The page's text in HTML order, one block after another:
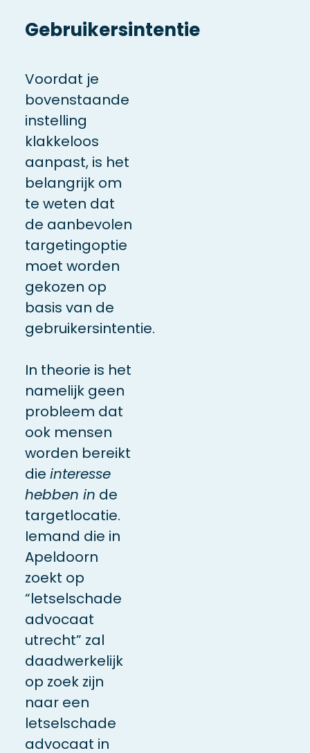
Gebruikersintentie
Voordat je
bovenstaande
instelling
klakkeloos
aanpast, is het
belangrijk om
te weten dat
de aanbevolen
targetingoptie
moet worden
gekozen op
basis van de
gebruikersintentie.
In theorie is het
namelijk geen
probleem dat
ook mensen
worden bereikt
die interesse
hebben in de
targetlocatie.
Iemand die in
Apeldoorn
zoekt op
“letselschade
advocaat
utrecht” zal
daadwerkelijk
op zoek zijn
naar een
letselschade
advocaat in